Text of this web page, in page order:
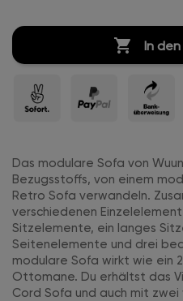
 In
Das modulare Sofa von
Bezugsstoffs, von einem
Retro Sofa verwandeln.
verschiedenen
Sitzelemente, ein langes
Seitenelemente und drei
modulare Sofa wirkt wie ein
Ottomane. Du erhältst das
Cord Sofa und auch mit